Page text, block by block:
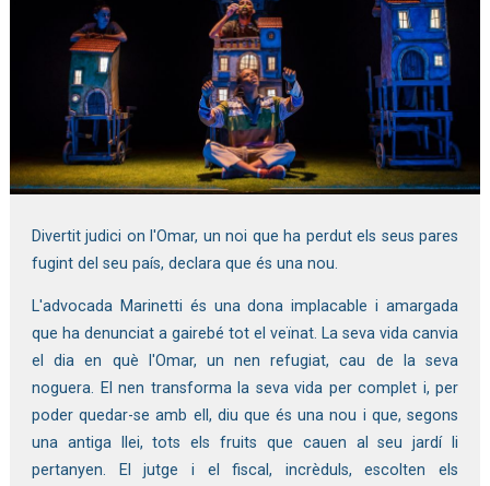
Divertit judici on l'Omar, un noi que ha perdut els seus pares
fugint del seu país, declara que és una nou.
L'advocada Marinetti és una dona implacable i amargada
que ha denunciat a gairebé tot el veïnat. La seva vida canvia
el dia en què l'Omar, un nen refugiat, cau de la seva
noguera. El nen transforma la seva vida per complet i, per
poder quedar-se amb ell, diu que és una nou i que, segons
una antiga llei, tots els fruits que cauen al seu jardí li
pertanyen. El jutge i el fiscal, incrèduls, escolten els